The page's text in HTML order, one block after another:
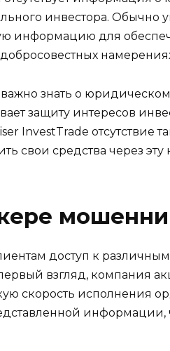
инвестора.
для
знать о
защиту интересов
InvestTrade отсутствие
свои средства через
доступ к
взгляд, компания
скорость
информации,